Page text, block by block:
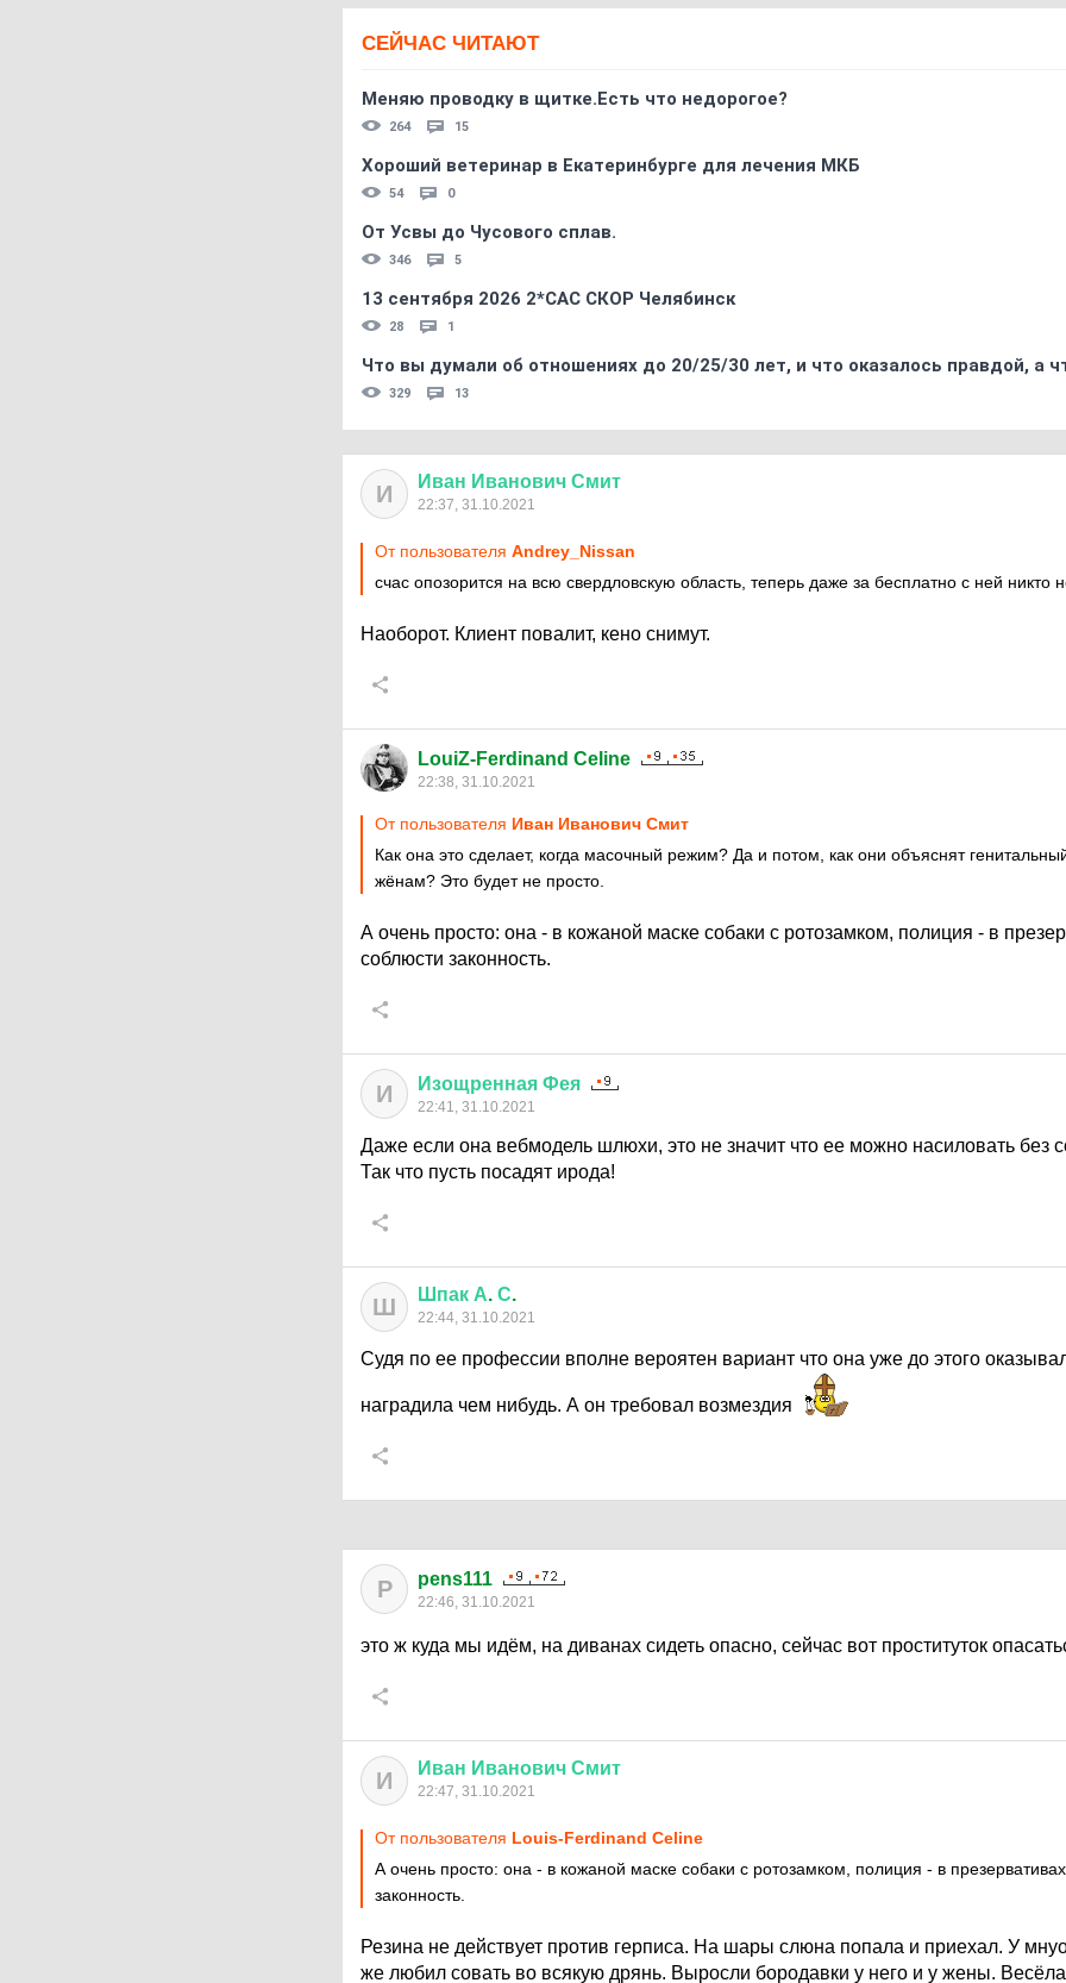
СЕЙЧАС ЧИТАЮТ
Меняю проводку в щитке.Есть что недорогое?
264 15
Хороший ветеринар в Екатеринбурге для лечения МКБ
54 0
От Усвы до Чусового сплав.
346 5
13 сентября 2026 2*CAC СКОР Челябинск
28 1
Что вы думали об отношениях до 20/25/30 лет, и что оказалось правдой, а
329 13
И Иван Иванович Смит
22:37, 31.10.2021
От пользователя Andrey_Nissan
счас опозорится на всю свердловскую область, теперь даже за бесплатно с ней никто
Наоборот. Клиент повалит, кено снимут.
LouiZ-Ferdinand Celine
22:38, 31.10.2021
От пользователя Иван Иванович Смит
Как она это сделает, когда масочный режим? Да и потом, как они объяснят
жёнам? Это будет не просто.
А очень просто: она - в кожаной маске собаки с ротозамком, полиция - в
соблюсти законность.
И Изощренная Фея
22:41, 31.10.2021
Даже если она вебмодель шлюхи, это не значит что ее можно насиловать без
Так что пусть посадят ирода!
Ш Шпак А. С.
22:44, 31.10.2021
Судя по ее профессии вполне вероятен вариант что она уже до этого
наградила чем нибудь. А он требовал возмездия
P pens111
22:46, 31.10.2021
это ж куда мы идём, на диванах сидеть опасно, сейчас вот проституток
И Иван Иванович Смит
22:47, 31.10.2021
От пользователя Louis-Ferdinand Celine
А очень просто: она - в кожаной маске собаки с ротозамком, полиция - в
законность.
Резина не действует против герписа. На шары слюна попала и приехал. У
же любил совать во всякую дрянь. Выросли бородавки у него и у жены.